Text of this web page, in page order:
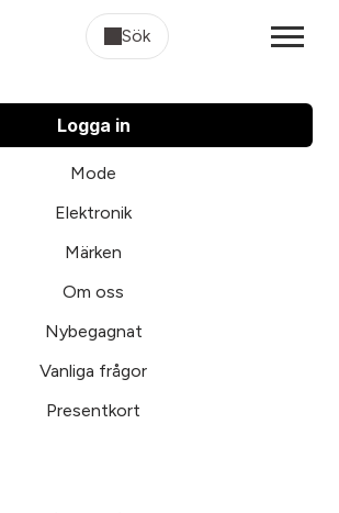
Sök
Logga in
Mode
Elektronik
Märken
Om oss
Nybegagnat
Vanliga frågor
Presentkort